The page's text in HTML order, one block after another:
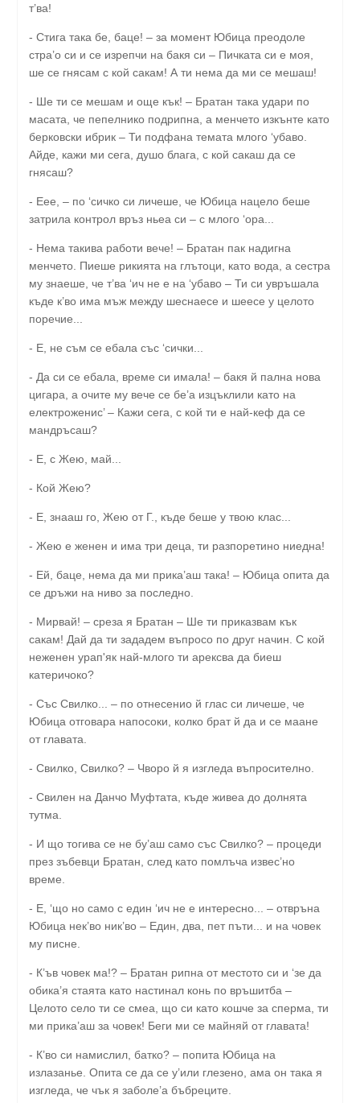
т’ва!
- Стига така бе, баце! – за момент Юбица преодоле
стра’о си и се изрепчи на бакя си – Пичката си е моя,
ше се гнясам с кой сакам! А ти нема да ми се мешаш!
- Ше ти се мешам и още кък! – Братан така удари по
масата, че пепелнико подрипна, а менчето изкънте като
берковски ибрик – Ти подфана темата млого ‘убаво.
Айде, кажи ми сега, душо блага, с кой сакаш да се
гнясаш?
- Еее, – по ‘сичко си личеше, че Юбица нацело беше
затрила контрол връз ньеа си – с млого ‘ора...
- Нема такива работи вече! – Братан пак надигна
менчето. Пиеше рикията на глътоци, като вода, а сестра
му знаеше, че т’ва ‘ич не е на ‘убаво – Ти си увръшала
къде к’во има мъж между шеснаесе и шеесе у целото
поречие...
- Е, не съм се ебала със ‘сички...
- Да си се ебала, време си имала! – бакя й пална нова
цигара, а очите му вече се бе’а изцъклили като на
електроженис’ – Кажи сега, с кой ти е най-кеф да се
мандръсаш?
- Е, с Жею, май...
- Кой Жею?
- Е, знааш го, Жею от Г., къде беше у твою клас...
- Жею е женен и има три деца, ти разпоретино ниедна!
- Ей, баце, нема да ми прика’аш така! – Юбица опита да
се дръжи на ниво за последно.
- Мирвай! – среза я Братан – Ше ти приказвам кък
сакам! Дай да ти зададем въпросо по друг начин. С кой
неженен урап'як най-млого ти арексва да биеш
катеричоко?
- Със Свилко... – по отнесенио й глас си личеше, че
Юбица отговара напосоки, колко брат й да и се маане
от главата.
- Свилко, Свилко? – Чворо й я изгледа въпросително.
- Свилен на Данчо Муфтата, къде живеа до долнята
тутма.
- И що тогива се не бу’аш само със Свилко? – процеди
през зъбевци Братан, след като помлъча извес’но
време.
- Е, ‘що но само с един ‘ич не е интересно... – отвръна
Юбица нек’во ник’во – Един, два, пет пъти... и на човек
му писне.
- К’ъв човек ма!? – Братан рипна от местото си и ‘зе да
обика’я стаята като настинал конь по връшитба –
Целото село ти се смеа, що си като кошче за сперма, ти
ми прика’аш за човек! Беги ми се майняй от главата!
- К’во си намислил, батко? – попита Юбица на
излазанье. Опита се да се у’или глезено, ама он така я
изгледа, че чък я заболе’а бъбреците.